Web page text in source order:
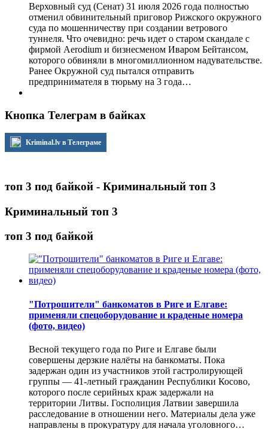
Верховный суд (Сенат) 31 июля 2026 года полностью
отменил обвинительный приговор Рижского окружного
суда по мошенничеству при создании ветрового
туннеля. Что очевидно: речь идет о старом скандале с
фирмой Aerodium и бизнесменом Иваром Бейтансом,
которого обвиняли в многомиллионном надувательстве.
Ранее Окружной суд пытался отправить
предпринимателя в тюрьму на 3 года…
Кнопка Телеграм в байках
Kriminal.lv в Телеграме
топ 3 под байкой - Криминальный топ 3
Криминальный топ 3
топ 3 под байкой
"Потрошители" банкоматов в Риге и Елгаве:
применяли спецоборудование и краденые номера
(фото, видео)
Весной текущего года по Риге и Елгаве были
совершены дерзкие налёты на банкоматы. Пока
задержан один из участников этой гастролирующей
группы — 41-летный гражданин Республики Косово,
которого после серийных краж задержали на
территории Литвы. Госполиция Латвии завершила
расследование в отношении него. Материалы дела уже
направлены в прокуратуру для начала уголовного…